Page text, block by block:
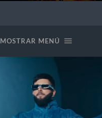
MOSTRAR MENÚ